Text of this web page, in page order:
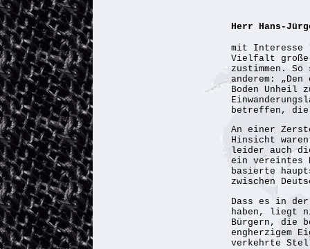
Herr Hans-
mit
Vielfalt große
zustimmen.
anderem:
Boden Unheil
betreffen, die
An einer
Hinsicht
leider auch
ein vereintes
basierte
zwischen
Dass es in
haben, liegt
Bürgern, die
engherzigem
verkehrte